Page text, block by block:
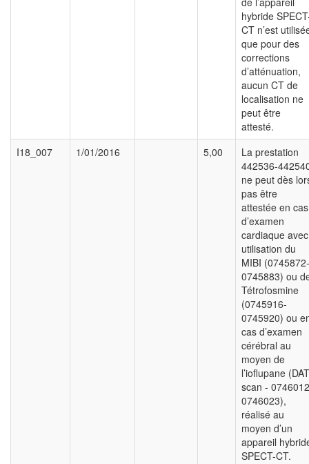
hybride
CT n’est
que pour des
corrections
d’atténuation,
aucun CT de
localisation ne
peut être
attesté.
I18_007
1/01/2016 5,00
La prestation
442536-
ne peut dès
pas être
attestée en cas
d’examen
cardiaque avec
utilisation du
MIBI (0745872-
0745883) ou
Tétrofosmine
(0745916-
0745920) ou
cas d’examen
cérébral au
moyen de
l’ioflupane
scan -
0746023),
réalisé au
moyen d’un
appareil
SPECT-CT.